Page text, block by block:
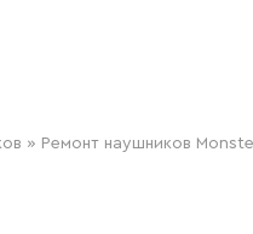
» Ремонт наушников